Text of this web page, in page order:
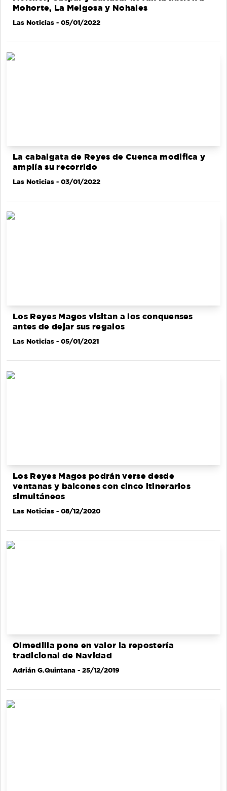
Mohorte, La Melgosa y Nohales
Las Noticias - 05/01/2022
La cabalgata de Reyes de Cuenca modifica y
amplía su recorrido
Las Noticias - 03/01/2022
Los Reyes Magos visitan a los conquenses
antes de dejar sus regalos
Las Noticias - 05/01/2021
Los Reyes Magos podrán verse desde
ventanas y balcones con cinco itinerarios
simultáneos
Las Noticias - 08/12/2020
Olmedilla pone en valor la repostería
tradicional de Navidad
Adrián G.Quintana - 25/12/2019